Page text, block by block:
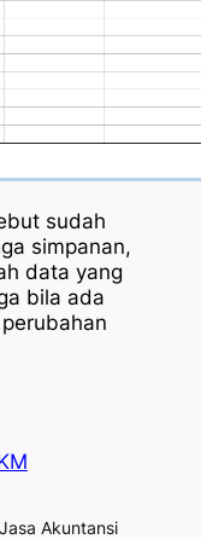
sudah
simpanan,
data yang
bila ada
Akuntansi